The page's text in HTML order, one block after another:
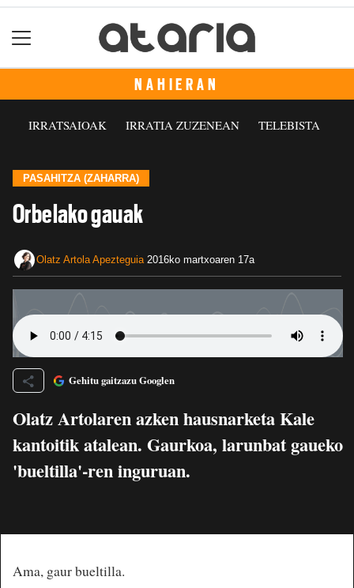
NAHIERAN
IRRATSAIOAK IRRATIA ZUZENEAN TELEBISTA
PASAHITZA (ZAHARRA)
Orbelako gauak
Olatz Artola Apezteguia 2016ko martxoaren 17a
Gehitu gaitzazu Googlen
Olatz Artolaren azken hausnarketa Kale
kantoitik atalean. Gaurkoa, larunbat gaueko
'bueltilla'-ren inguruan.
Ama, gaur bueltilla.